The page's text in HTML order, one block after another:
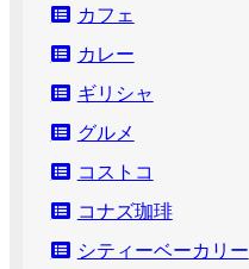
カフェ
カレー
ギリシャ
グルメ
コストコ
コナズ珈琲
シティーベーカリー